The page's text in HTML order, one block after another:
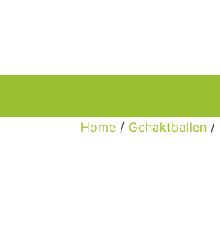
Home / Gehaktballen /